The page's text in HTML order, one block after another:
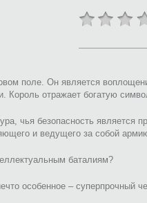
поле. Он является
Король отражает богатую
чья безопасность является
и ведущего за собой
баталиям?
особенное – суперпрочный